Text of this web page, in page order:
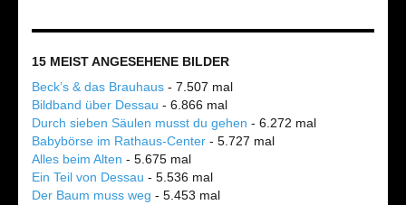
15 MEIST ANGESEHENE BILDER
Beck’s & das Brauhaus - 7.507 mal
Bildband über Dessau - 6.866 mal
Durch sieben Säulen musst du gehen - 6.272 mal
Babybörse im Rathaus-Center - 5.727 mal
Alles beim Alten - 5.675 mal
Ein Teil von Dessau - 5.536 mal
Der Baum muss weg - 5.453 mal